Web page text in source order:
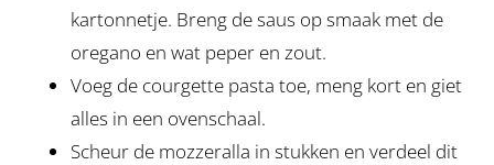
kartonnetje. Breng de saus op smaak met de
oregano en wat peper en zout.
Voeg de courgette pasta toe, meng kort en giet
alles in een ovenschaal.
Scheur de mozzeralla in stukken en verdeel dit